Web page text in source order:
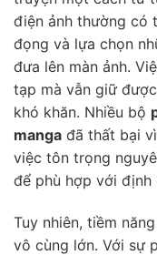
điện ảnh thường có
đọng và lựa chọn
đưa lên màn ảnh.
tạp mà vẫn giữ
khó khăn. Nhiều bộ
manga đã thất bại
việc tôn trọng
để phù hợp với định
Tuy nhiên, tiềm
vô cùng lớn. Với sự